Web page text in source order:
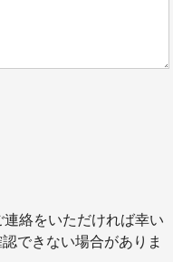
絡をいただければ幸い
できない場合がありま